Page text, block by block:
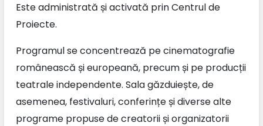
Este administrată și activată prin Centrul de
Proiecte.
Programul se concentrează pe cinematografie
românească și europeană, precum și pe producții
teatrale independente. Sala găzduiește, de
asemenea, festivaluri, conferințe și diverse alte
programe propuse de creatorii și organizatorii